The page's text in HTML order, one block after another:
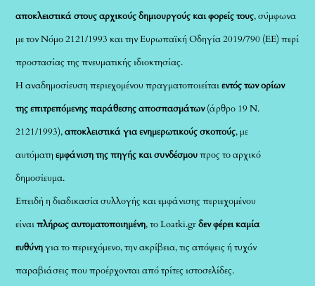
αποκλειστικά στους αρχικούς δημιουργούς και φορείς τους, σύμφωνα
με τον Νόμο 2121/1993 και την Ευρωπαϊκή Οδηγία 2019/790 (ΕΕ) περί
προστασίας της πνευματικής ιδιοκτησίας.
Η αναδημοσίευση περιεχομένου πραγματοποιείταιεντός των ορίων
της επιτρεπόμενης παράθεσης αποσπασμάτων(άρθρο 19 Ν.
2121/1993),αποκλειστικά για ενημερωτικούς σκοπούς, με
αυτόματηεμφάνιση της πηγής και συνδέσμουπρος το αρχικό
δημοσίευμα.
Επειδή η διαδικασία συλλογής και εμφάνισης περιεχομένου
είναιπλήρως αυτοματοποιημένη, το Loatki.grδεν φέρει καμία
ευθύνηγια το περιεχόμενο, την ακρίβεια, τις απόψεις ή τυχόν
παραβιάσεις που προέρχονται από τρίτες ιστοσελίδες.